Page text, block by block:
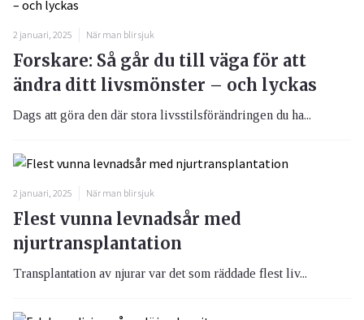
2 januari, 2025 När man blir sjuk
Forskare: Så går du till väga för att
ändra ditt livsmönster – och lyckas
Dags att göra den där stora livsstilsförändringen du ha...
2 januari, 2025 När man blir sjuk
Flest vunna levnadsår med
njurtransplantation
Transplantation av njurar var det som räddade flest liv...